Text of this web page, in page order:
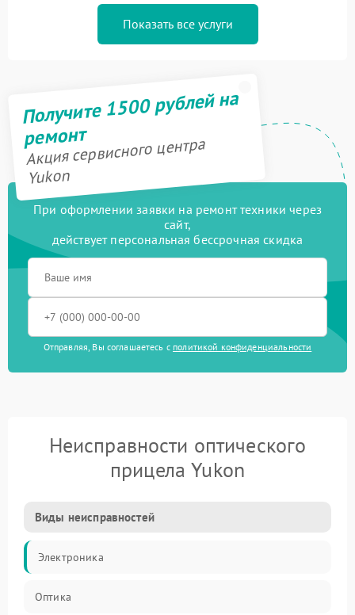
Показать все услуги
Получите 1500 рублей на
ремонт
Акция сервисного центра
Yukon
При оформлении заявки на ремонт техники через
сайт,
действует персональная бессрочная скидка
Отправляя, Вы соглашаетесь с политикой конфиденциальности
Неисправности оптического
прицела Yukon
Виды неисправностей
Электроника
Оптика